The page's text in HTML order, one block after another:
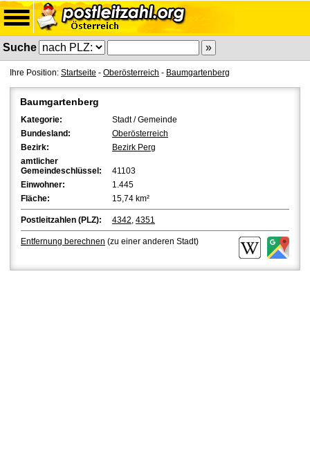
Suche
Ihre Position: Startseite - Oberösterreich - Baumgartenberg
Baumgartenberg
Kategorie:
Stadt / Gemeinde
Bundesland:
Oberösterreich
Bezirk:
Bezirk Perg
amtlicher
Gemeindeschlüssel:
41103
Einwohner:
1.445
Fläche:
15,74 km²
Postleitzahlen (PLZ): 4342, 4351
Entfernung berechnen (zu einer anderen Stadt)